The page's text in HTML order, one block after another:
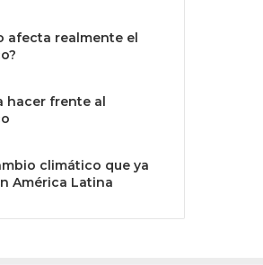
afecta realmente el
hacer frente al
climático que ya
América Latina